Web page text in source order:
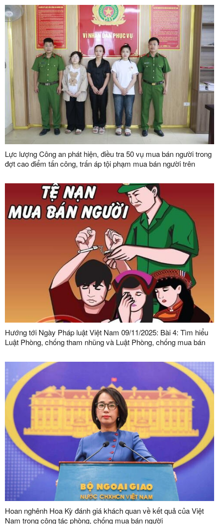
Lực lượng Công an phát hiện, điều tra 50 vụ mua bán người trong
đợt cao điểm tấn công, trấn áp tội phạm mua bán người trên
Hướng tới Ngày Pháp luật Việt Nam 09/11/2025: Bài 4: Tìm hiểu
Luật Phòng, chống tham nhũng và Luật Phòng, chống mua bán
Hoan nghênh Hoa Kỳ đánh giá khách quan về kết quả của Việt
Nam trong công tác phòng, chống mua bán người